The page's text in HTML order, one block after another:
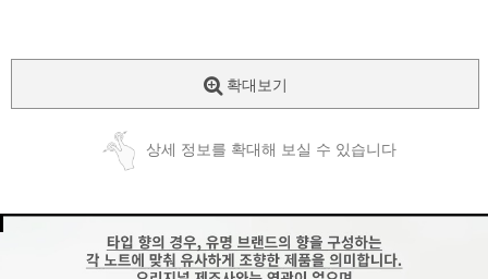
확대보기
상세 정보를 확대해 보실 수 있습니다